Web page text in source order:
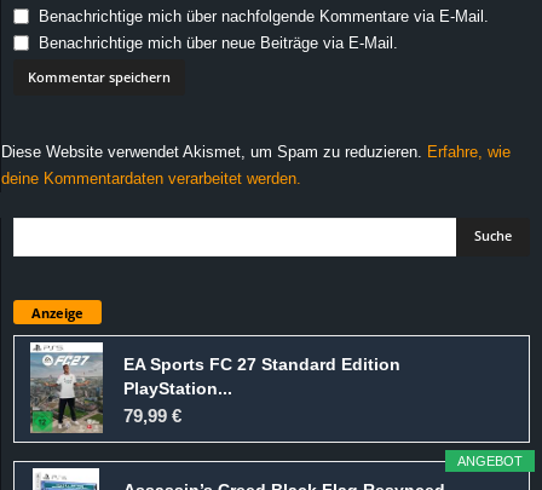
Benachrichtige mich über nachfolgende Kommentare via E-Mail.
Benachrichtige mich über neue Beiträge via E-Mail.
Diese Website verwendet Akismet, um Spam zu reduzieren.
Erfahre, wie
deine Kommentardaten verarbeitet werden.
Anzeige
EA Sports FC 27 Standard Edition
PlayStation...
79,99 €
ANGEBOT